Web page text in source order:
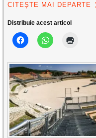
CITEȘTE MAI DEPARTE
Distribuie acest articol